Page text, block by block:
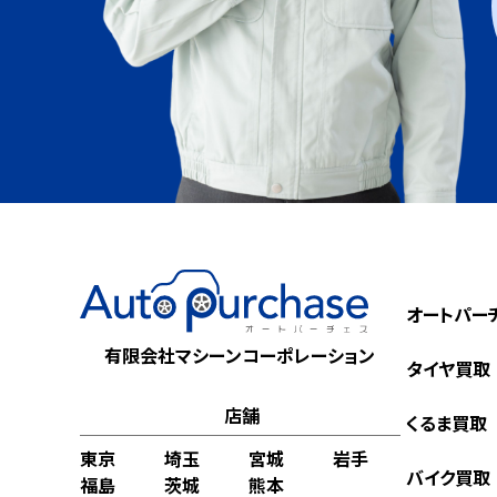
有限会社マシーンコーポレーション
店舗
東京
埼玉 宮城
岩手
福島
茨城 熊本
オートパ
タイヤ買取
くるま買取
バイク買取